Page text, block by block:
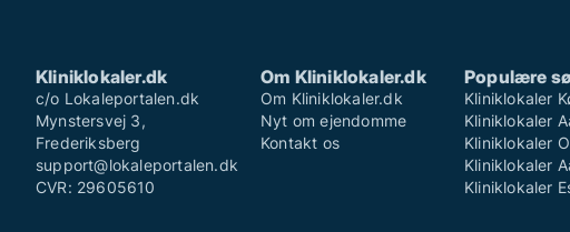
Kliniklokaler.dk
c/o Lokaleportalen.dk
Mynstersvej 3,
Frederiksberg
support@lokaleportalen.dk
CVR: 29605610
Om Kliniklokaler.dk
Om Kliniklokaler.dk
Nyt om ejendomme
Kontakt os
Populære
Kliniklokaler
Kliniklokaler
Kliniklokaler
Kliniklokaler
Kliniklokaler